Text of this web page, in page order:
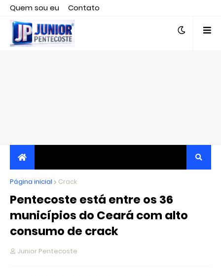
Quem sou eu
Contato
Editor responsável, jornalista Clovis Almeida.
JORNALISMO INDEPENDENTE, TRANSPARENTE E
CRÍTICO
Página inicial Crack
Pentecoste está entre os 36
municípios do Ceará com alto
consumo de crack
Junior Pentecoste